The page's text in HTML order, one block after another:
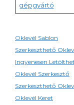
gépgyártó
Oklevél Sablon
Szerkeszthető
Ingyenesen
Oklevél Szerkesztő
Szerkeszthető
Oklevél Keret